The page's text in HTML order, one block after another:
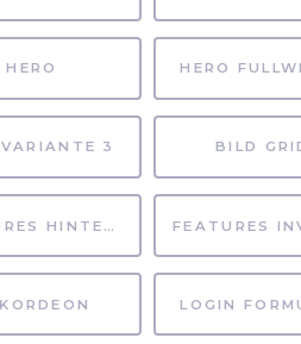
HERO HERO
3 BILD
FEATURES HINTERGRUND
LOGIN